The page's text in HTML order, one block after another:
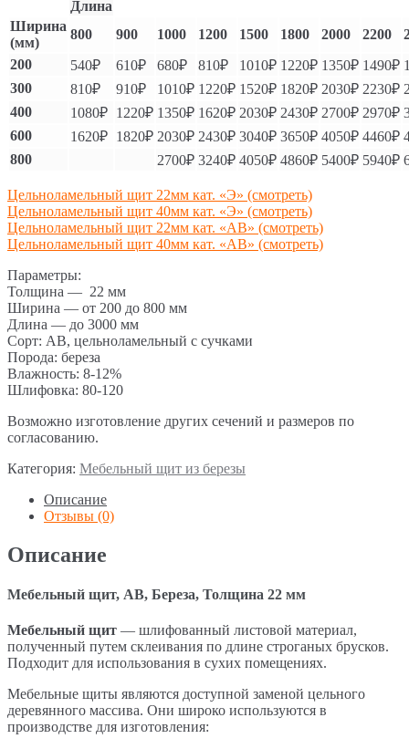
Длина
Ширина
(мм)
800 900 1000 1200 1500 1800 2000 2200
200
540₽ 610₽ 680₽ 810₽ 1010₽ 1220₽ 1350₽ 1490₽
300
810₽ 910₽ 1010₽ 1220₽ 1520₽ 1820₽ 2030₽ 2230₽
400
1080₽ 1220₽ 1350₽ 1620₽ 2030₽ 2430₽ 2700₽ 2970₽
600
1620₽ 1820₽ 2030₽ 2430₽ 3040₽ 3650₽ 4050₽ 4460₽
800
2700₽ 3240₽ 4050₽ 4860₽ 5400₽ 5940₽
Цельноламельный щит 22мм кат. «Э» (смотреть)
Цельноламельный щит 40мм кат. «Э» (смотреть)
Цельноламельный щит 22мм кат. «АВ» (смотреть)
Цельноламельный щит 40мм кат. «АВ» (смотреть)
Параметры:
Толщина — 22 мм
Ширина — от 200 до 800 мм
Длина — до 3000 мм
Сорт: АВ, цельноламельный с сучками
Порода: береза
Влажность: 8-12%
Шлифовка: 80-120
Возможно изготовление других сечений и размеров по
согласованию.
Категория: Мебельный щит из березы
Описание
Отзывы (0)
Описание
Мебельный щит, АВ, Береза, Толщина 22 мм
Мебельный щит — шлифованный листовой материал,
полученный путем склеивания по длине строганых брусков.
Подходит для использования в сухих помещениях.
Мебельные щиты являются доступной заменой цельного
деревянного массива. Они широко используются в
производстве для изготовления: